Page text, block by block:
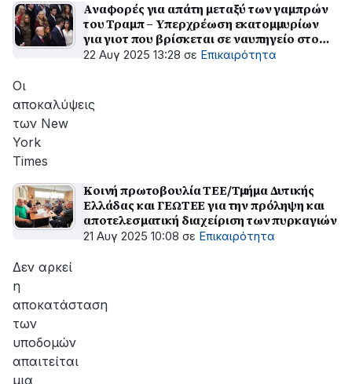
Αναφορές για απάτη μεταξύ των γαμπρών
του Τραμπ – Υπερχρέωση εκατομμυρίων
για γιοτ που βρίσκεται σε ναυπηγείο στο
Πέραμα
22 Αυγ 2025 13:28 σε Επικαιρότητα
Οι
αποκαλύψεις
των New
York
Times
Κοινή πρωτοβουλία ΤΕΕ/Τμήμα Δυτικής
Ελλάδας και ΓΕΩΤΕΕ για την πρόληψη και
αποτελεσματική διαχείριση των πυρκαγιών
21 Αυγ 2025 10:08 σε Επικαιρότητα
Δεν αρκεί
η
αποκατάσταση
των
υποδομών
απαιτείται
μια